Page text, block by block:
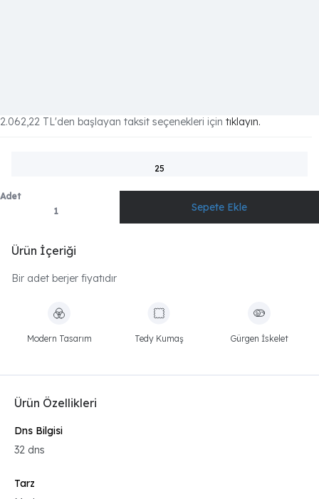
2.062,22 TL'den başlayan taksit seçenekleri için tıklayın.
25
Adet
Ürün İçeriği
Bir adet berjer fiyatıdır
Modern Tasarım Tedy Kumaş Gürgen İskelet
Ürün Özellikleri
Dns Bilgisi
32 dns
Tarz